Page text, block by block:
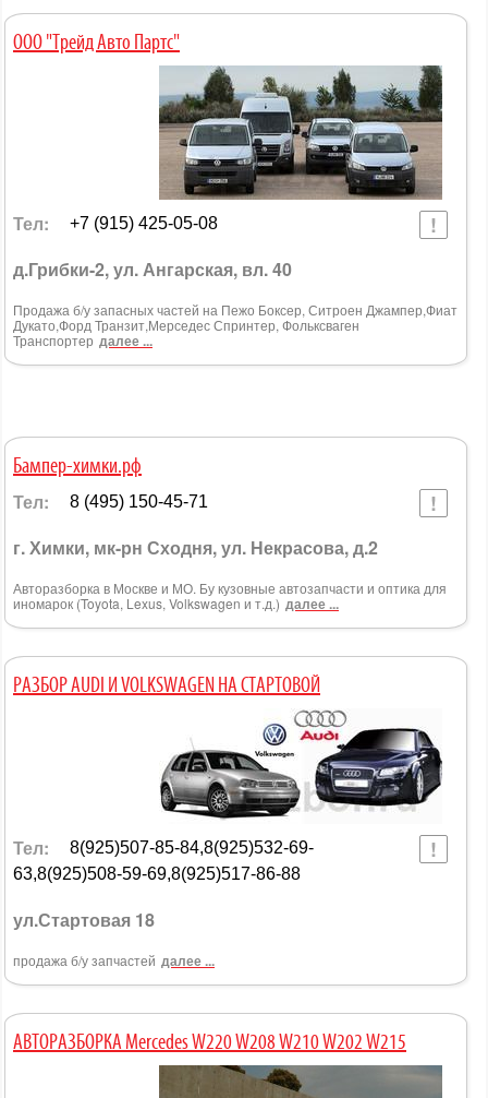
ООО "Трейд Авто Партс"
Тел: +7 (915) 425-05-08
д.Грибки-2, ул. Ангарская, вл. 40
Продажа б/у запасных частей на Пежо Боксер, Ситроен Джампер,Фиат
Дукато,Форд Транзит,Мерседес Спринтер, Фольксваген
Транспортер далее ...
Бампер-химки.рф
Тел: 8 (495) 150-45-71
г. Химки, мк-рн Сходня, ул. Некрасова, д.2
Авторазборка в Москве и МО. Бу кузовные автозапчасти и оптика для
иномарок (Toyota, Lexus, Volkswagen и т.д.) далее ...
РАЗБОР AUDI И VOLKSWAGEN НА СТАРТОВОЙ
Тел:
8(925)507-85-84,8(925)532-69-
63,8(925)508-59-69,8(925)517-86-88
ул.Стартовая 18
продажа б/у запчастей далее ...
АВТОРАЗБОРКА Mercedes W220 W208 W210 W202 W215